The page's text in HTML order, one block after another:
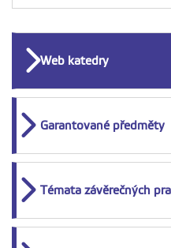
Web katedry
Garantované předměty
Témata závěrečných